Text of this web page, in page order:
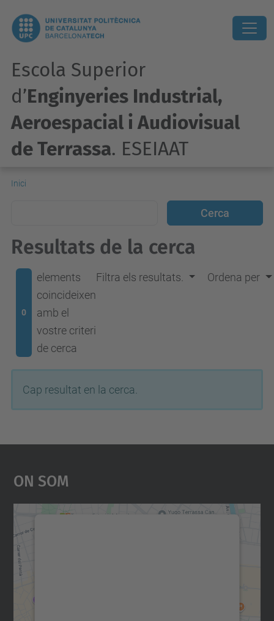
Escola Superior
d’Enginyeries Industrial,
Aeroespacial i Audiovisual
de Terrassa. ESEIAAT
Inici
Resultats de la cerca
0
elements
coincideixen
amb el
vostre criteri
de cerca
Filtra els resultats. Ordena per
Cap resultat en la cerca.
On Som